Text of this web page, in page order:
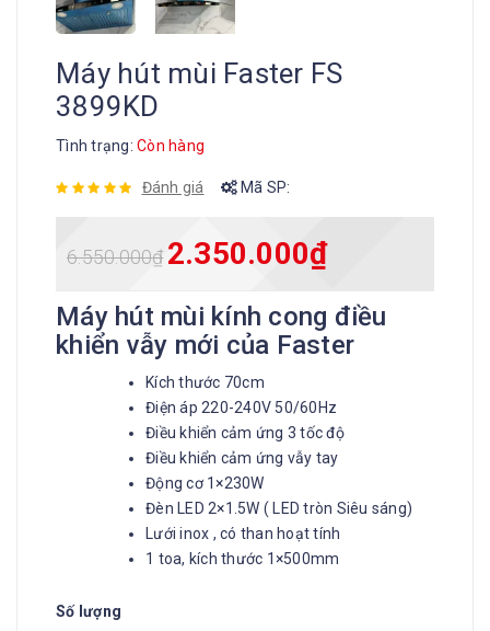
Máy hút mùi Faster FS
3899KD
Tình trạng: Còn hàng
Đánh giá Mã SP:
6.550.000₫ 2.350.000₫
Máy hút mùi kính cong điều
khiển vẫy mới của Faster
Kích thước 70cm
Điện áp 220-240V 50/60Hz
Điều khiển cảm ứng 3 tốc độ
Điều khiển cảm ứng vẫy tay
Động cơ 1×230W
Đèn LED 2×1.5W ( LED tròn Siêu sáng)
Lưới inox , có than hoạt tính
1 toa, kích thước 1×500mm
Số lượng